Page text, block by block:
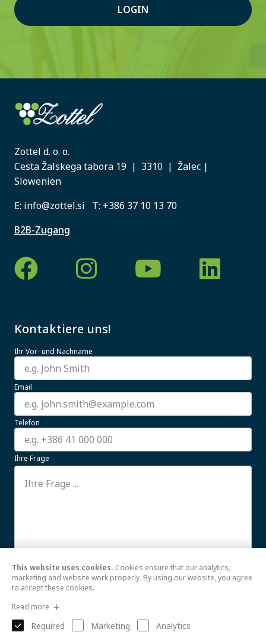
LOGIN
Zottel d. o. o.
Cesta Žalskega tabora 19 | 3310 | Žalec |
Slowenien
E: info@zottel.si T: +386 37 10 13 70
B2B-Zugang
Kontaktiere uns!
Ihr Vor- und Nachname
Email
Telefon
Ihre Frage
Ich stimme der Verwendung meiner hierWeiterlesen
This website uses cookies. Cookies ensure that our analytics,
marketing and website work properly. By using our website, you agree
to accept these cookies.
Read more
Required Marketing Analytics